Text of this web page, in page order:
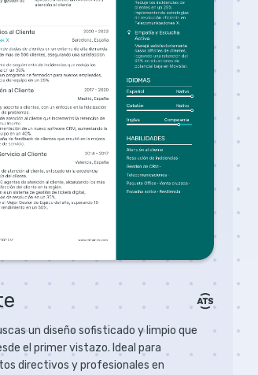
un diseño sofisticado y limpio que
el primer vistazo. Ideal para
directivos y profesionales en